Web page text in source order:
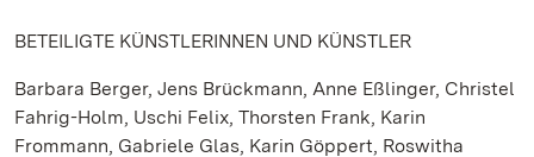
BETEILIGTE KÜNSTLERINNEN UND KÜNSTLER
Barbara Berger, Jens Brückmann, Anne Eßlinger, Christel
Fahrig-Holm, Uschi Felix, Thorsten Frank, Karin
Frommann, Gabriele Glas, Karin Göppert, Roswitha